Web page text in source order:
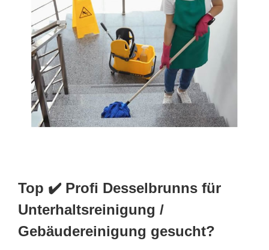
Top ✔️ Profi Desselbrunns für
Unterhaltsreinigung /
Gebäudereinigung gesucht?